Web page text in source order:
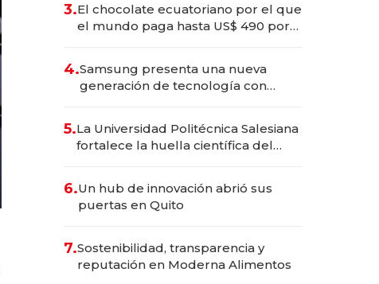
3.El chocolate ecuatoriano por el que
el mundo paga hasta US$ 490 por
4.Samsung presenta una nueva
generación de tecnología con
5.La Universidad Politécnica Salesiana
fortalece la huella científica del
6.Un hub de innovación abrió sus
puertas en Quito
7.Sostenibilidad, transparencia y
reputación en Moderna Alimentos